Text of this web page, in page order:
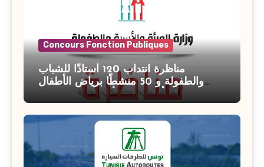
Concours Fonction Publiques
مناظرة انتداب 120 أستاذًا للشباب
والطفولة و 50 منشطًا برياض الأطفال
بوزارة الأسرة والمرأة والطفولة وكبار